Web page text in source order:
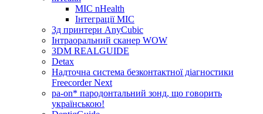
МІС nHealth
Інтеграції МІС
3д принтери AnyCubic
Інтраоральний сканер WOW
3DM REALGUIDE
Detax
Надточна система безконтактної діагностики
Freecorder Next
pa-on* пародонтальний зонд, що говорить
українською!